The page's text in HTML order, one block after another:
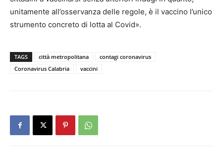
unitamente all’osservanza delle regole, è il vaccino l’unico
strumento concreto di lotta al Covid».
TAGS città metropolitana
contagi coronavirus
Coronavirus Calabria
vaccini